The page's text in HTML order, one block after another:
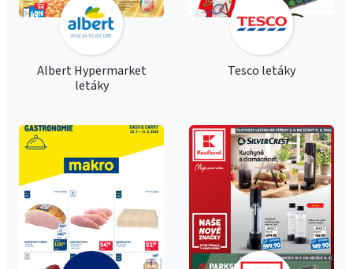
Albert Hypermarket
letáky
Tesco letáky